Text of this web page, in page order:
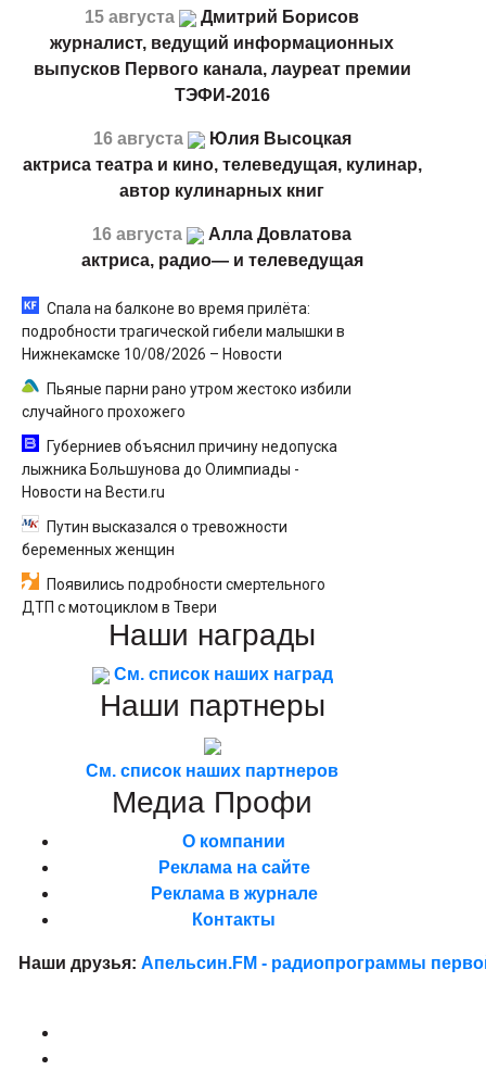
15 августа
Дмитрий Борисов
журналист, ведущий информационных
выпусков Первого канала, лауреат премии
ТЭФИ-2016
16 августа
Юлия Высоцкая
актриса театра и кино, телеведущая, кулинар,
автор кулинарных книг
16 августа
Алла Довлатова
актриса, радио— и телеведущая
Спала на балконе во время прилёта:
подробности трагической гибели малышки в
Нижнекамске 10/08/2026 – Новости
Пьяные парни рано утром жестоко избили
случайного прохожего
Губерниев объяснил причину недопуска
лыжника Большунова до Олимпиады -
Новости на Вести.ru
Путин высказался о тревожности
беременных женщин
Появились подробности смертельного
ДТП с мотоциклом в Твери
Наши награды
См. список наших наград
Наши партнеры
См. список наших партнеров
Медиа Профи
О компании
Реклама на сайте
Реклама в журнале
Контакты
Наши друзья: Апельсин.FM - радиопрограммы